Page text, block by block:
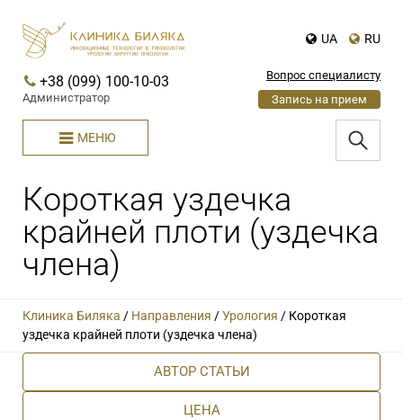
UA RU
+38 (099) 100-10-03
Администратор
Вопрос специалисту
Запись на прием
МЕНЮ
Короткая уздечка
крайней плоти (уздечка
члена)
Клиника Биляка / Направления /Урология / Короткая
уздечка крайней плоти (уздечка члена)
АВТОР СТАТЬИ
ЦЕНА